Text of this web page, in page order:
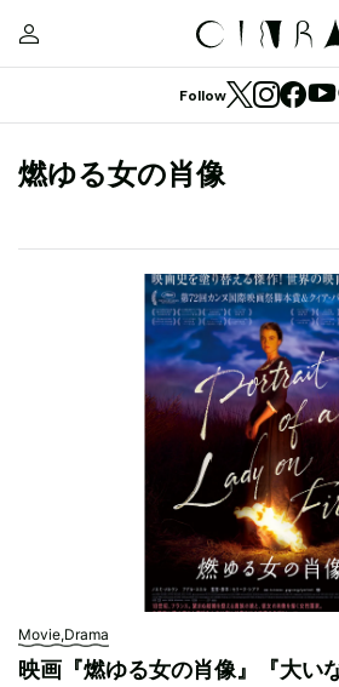
Follow
燃ゆる女の肖像
Movie,Drama
映画『燃ゆる女の肖像』『大い